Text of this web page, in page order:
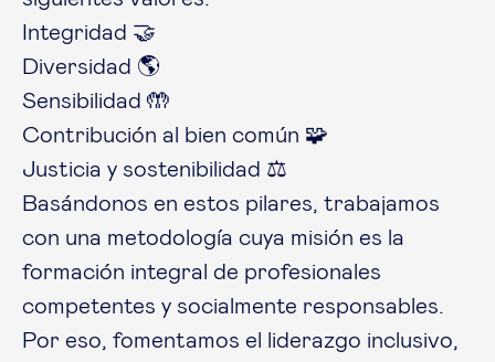
Integridad 🤝
Diversidad 🌎
Sensibilidad 🤲
Contribución al bien común 🧩
Justicia y sostenibilidad ⚖️
Basándonos en estos pilares, trabajamos
con una metodología cuya misión es la
formación integral de profesionales
competentes y socialmente responsables.
Por eso, fomentamos el liderazgo inclusivo,